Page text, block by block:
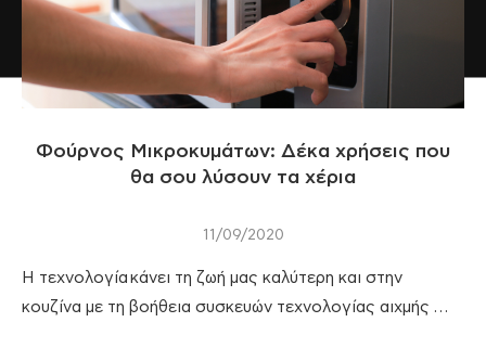
Φούρνος Μικροκυμάτων: Δέκα χρήσεις που
θα σου λύσουν τα χέρια
11/09/2020
Η τεχνολογία κάνει τη ζωή μας καλύτερη και στην
κουζίνα με τη βοήθεια συσκευών τεχνολογίας αιχμής …